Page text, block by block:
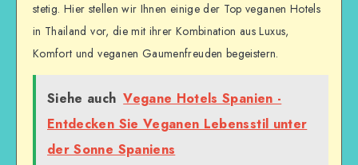
stetig. Hier stellen wir Ihnen einige der Top veganen Hotels
in Thailand vor, die mit ihrer Kombination aus Luxus,
Komfort und veganen Gaumenfreuden begeistern.
Siehe auch Vegane Hotels Spanien -
Entdecken Sie Veganen Lebensstil unter
der Sonne Spaniens